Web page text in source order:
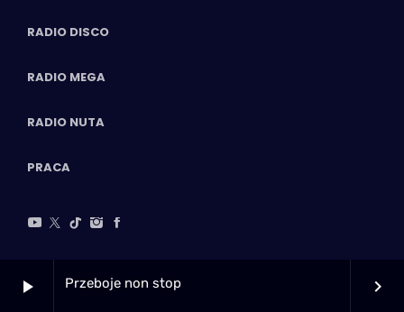
play_arrow Przeboje non stop keyboard_arrow_right
RADIO DISCO
RADIO MEGA
RADIO NUTA
PRACA